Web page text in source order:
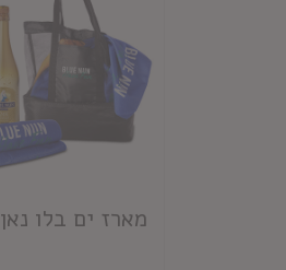
מארז ים בלו נאן